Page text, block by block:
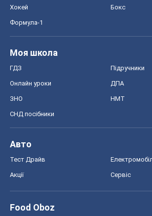
Хокей Бокс
Формула-1
Моя школа
ГДЗ Підручники
Онлайн уроки ДПА
ЗНО НМТ
СНД посібники
Авто
Тест Драйв
Акції Сервіс
Food Oboz